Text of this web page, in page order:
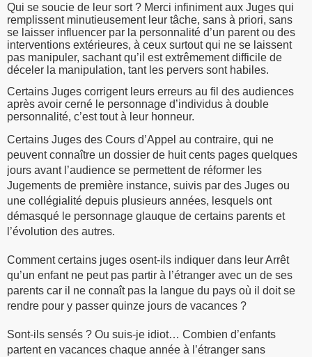
Qui se soucie de leur sort ? Merci infiniment aux Juges qui
remplissent minutieusement leur tâche, sans à priori, sans
se laisser influencer par la personnalité d’un parent ou des
interventions extérieures, à ceux surtout qui ne se laissent
pas manipuler, sachant qu’il est extrêmement difficile de
déceler la manipulation, tant les pervers sont habiles.
Certains Juges corrigent leurs erreurs au fil des audiences
après avoir cerné le personnage d’individus à double
personnalité, c’est tout à leur honneur.
Certains Juges des Cours d’Appel au contraire, qui ne
peuvent connaître un dossier de huit cents pages quelques
jours avant l’audience se permettent de réformer les
Jugements de première instance, suivis par des Juges ou
une collégialité depuis plusieurs années, lesquels ont
démasqué le personnage glauque de certains parents et
l’évolution des autres.
Comment certains juges osent-ils indiquer dans leur Arrêt
qu’un enfant ne peut pas partir à l’étranger avec un de ses
parents car il ne connaît pas la langue du pays où il doit se
rendre pour y passer quinze jours de vacances ?
Sont-ils sensés ? Ou suis-je idiot… Combien d’enfants
partent en vacances chaque année à l’étranger sans